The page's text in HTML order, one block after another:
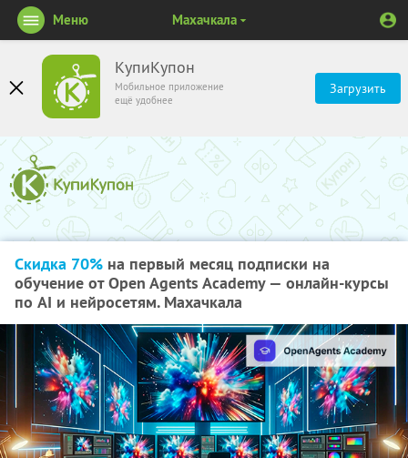
КупиКупон
Мобильное приложение
ещё удобнее
Загрузить
Меню Махачкала
Скидка 70% на первый месяц подписки на
обучение от Open Agents Academy — онлайн-курсы
по AI и нейросетям. Махачкала